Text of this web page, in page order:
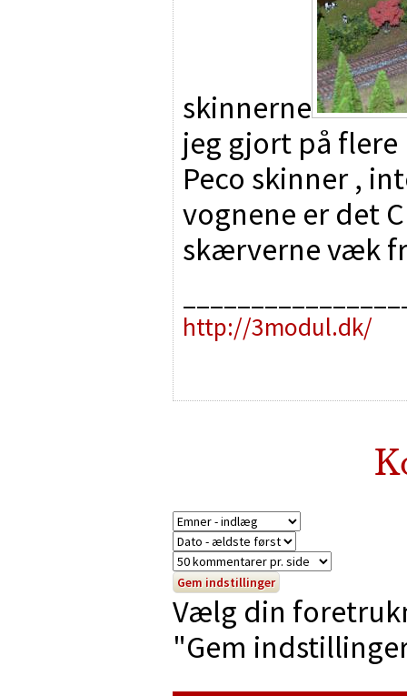
skinnerne
jeg gjort på
Peco skinner ,
vognene er det
skærverne væk
http://3modul.dk/
Vælg din
"Gem